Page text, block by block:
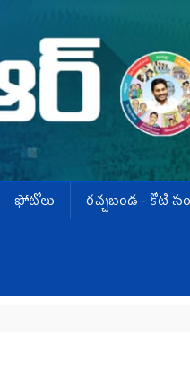
ఫోటోలు ర‌చ్చ‌బండ‌ - కోటి